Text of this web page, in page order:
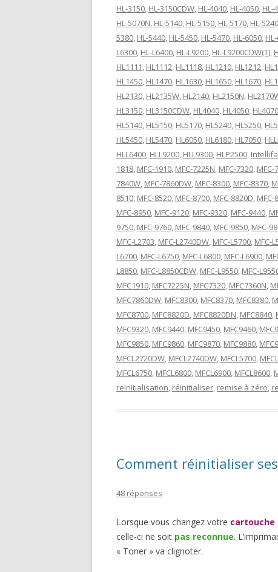
HL-3150, HL-3150CDW, HL-4040, HL-4050, HL-
HL-5070N, HL-5140, HL-5150, HL-5170, HL-5240
5380, HL-5440, HL-5450, HL-5470, HL-6050,
L6300, HL-L6400, HL-L9200, HL-L9200CDW(T),
HL1111, HL1112, HL1118, HL1210, HL1212,
HL1450, HL1470, HL1630, HL1650, HL1670,
HL2130, HL2135W, HL2140, HL2150N,
HL3150, HL3150CDW, HL4040, HL4050, HL4070
HL5140, HL5150, HL5170, HL5240, HL5250,
HL5450, HL5470, HL6050, HL6180, HL7050,
HLL6400, HLL9200, HLL9300, HLP2500,
1818, MFC-1910, MFC-7225N, MFC-7320, MFC-
7840W, MFC-7860DW, MFC-8300, MFC-8370,
8510, MFC-8520, MFC-8700, MFC-8820D, MFC-
MFC-8950, MFC-9120, MFC-9320, MFC-9440,
9750, MFC-9760, MFC-9840, MFC-9850, MFC-
MFC-L2703, MFC-L2740DW, MFC-L5700, MFC-
L6700, MFC-L6750, MFC-L6800, MFC-L6900,
L8850, MFC-L8850CDW, MFC-L9550, MFC-
MFC1910, MFC7225N, MFC7320, MFC7360N,
MFC7860DW, MFC8300, MFC8370, MFC8380,
MFC8700, MFC8820D, MFC8820DN, MFC8840,
MFC9320, MFC9440, MFC9450, MFC9460,
MFC9850, MFC9860, MFC9870, MFC9880,
MFCL2720DW, MFCL2740DW, MFCL5700,
MFCL6750, MFCL6800, MFCL6900, MFCL8600,
reinitialisation, réinitialiser, remise à zéro,
Comment réinitialiser
48 réponses
Lorsque vous changez votre cartouche
celle-ci ne soit pas reconnue.
« Toner » va clignoter.